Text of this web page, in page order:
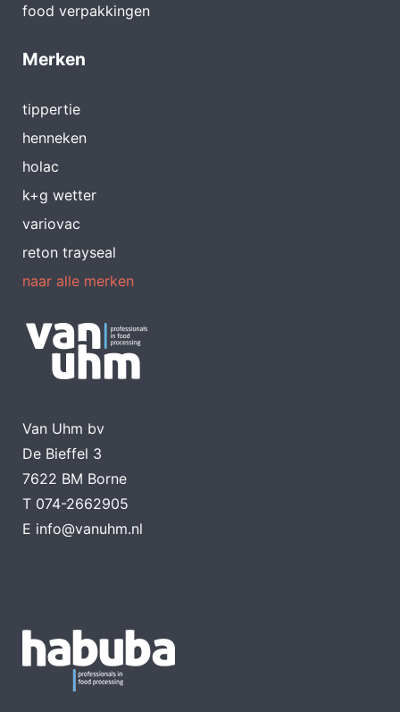
food verpakkingen
Merken
tippertie
henneken
holac
k+g wetter
variovac
reton trayseal
naar alle merken
Van Uhm bv
De Bieffel 3
7622 BM Borne
T 074-2662905
E info@vanuhm.nl